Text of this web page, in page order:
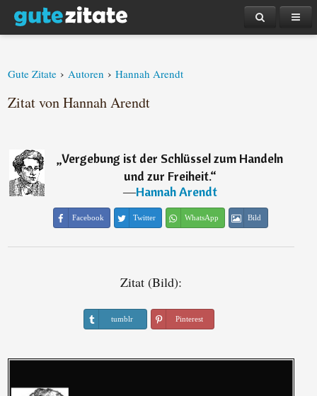
Gute Zitate › Autoren › Hannah Arendt
Zitat von Hannah Arendt
„Vergebung ist der Schlüssel zum Handeln
und zur Freiheit.“
―Hannah Arendt
Facebook Twitter WhatsApp Bild
Zitat (Bild):
tumblr Pinterest